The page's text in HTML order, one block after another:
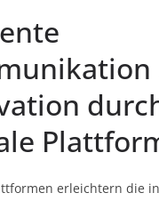
erleichtern die